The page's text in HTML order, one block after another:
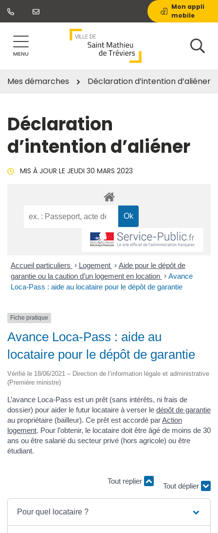
Aller
Mon appli
mobile
MENU
Mes démarches Déclaration d’intention d’aliéner
Déclaration
d’intention d’aliéner
MIS À JOUR LE JEUDI 30 MARS 2023
Accueil particuliers > Logement > Aide pour le dépôt de
garantie ou la caution d’un logement en location > Avance
Loca-Pass : aide au locataire pour le dépôt de garantie
Fiche pratique
Avance Loca-Pass : aide au
locataire pour le dépôt de garantie
Vérifié le 18/06/2021 – Direction de l’information légale et administrative
(Première ministre)
L’avance Loca-Pass est un prêt (sans intérêts, ni frais de
dossier) pour aider le futur locataire à verser le dépôt de garantie
au propriétaire (bailleur). Ce prêt est accordé parAction
logement. Pour l’obtenir, le locataire doit être âgé de moins de 30
ans ou être salarié du secteur privé (hors agricole) ou être
étudiant.
Tout replier Tout déplier
Pour quel locataire ?